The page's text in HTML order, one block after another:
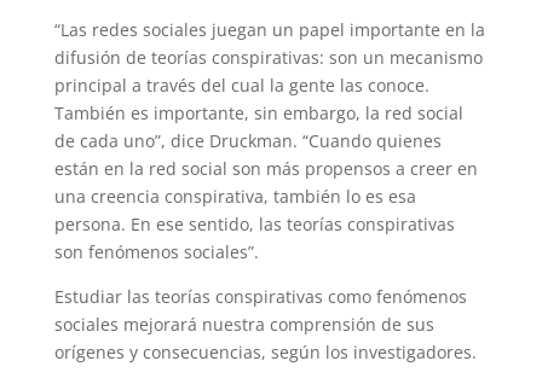
“Las redes sociales juegan un papel importante en la
difusión de teorías conspirativas: son un mecanismo
principal a través del cual la gente las conoce.
También es importante, sin embargo, la red social
de cada uno”, dice Druckman. “Cuando quienes
están en la red social son más propensos a creer en
una creencia conspirativa, también lo es esa
persona. En ese sentido, las teorías conspirativas
son fenómenos sociales”.
Estudiar las teorías conspirativas como fenómenos
sociales mejorará nuestra comprensión de sus
orígenes y consecuencias, según los investigadores.